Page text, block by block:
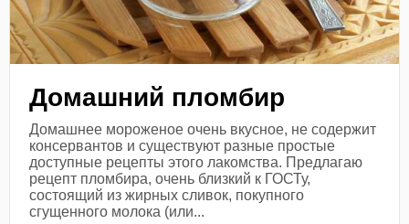
Домашний пломбир
Домашнее мороженое очень вкусное, не содержит
консервантов и существуют разные простые
доступные рецепты этого лакомства. Предлагаю
рецепт пломбира, очень близкий к ГОСТу,
состоящий из жирных сливок, покупного
сгущенного молока (или...